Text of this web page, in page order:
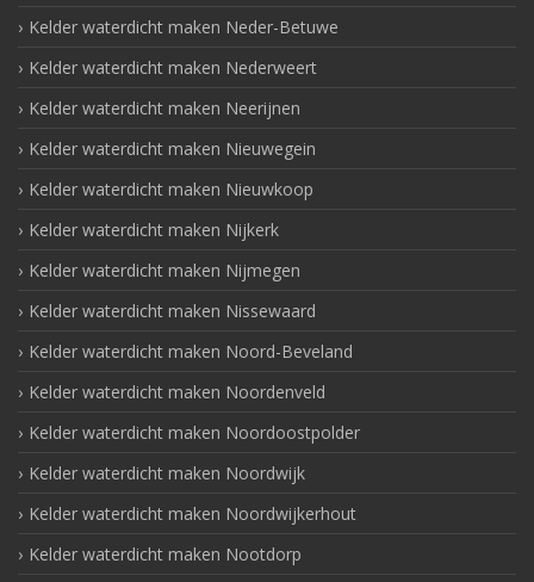
Kelder waterdicht maken Neder-Betuwe
Kelder waterdicht maken Nederweert
Kelder waterdicht maken Neerijnen
Kelder waterdicht maken Nieuwegein
Kelder waterdicht maken Nieuwkoop
Kelder waterdicht maken Nijkerk
Kelder waterdicht maken Nijmegen
Kelder waterdicht maken Nissewaard
Kelder waterdicht maken Noord-Beveland
Kelder waterdicht maken Noordenveld
Kelder waterdicht maken Noordoostpolder
Kelder waterdicht maken Noordwijk
Kelder waterdicht maken Noordwijkerhout
Kelder waterdicht maken Nootdorp